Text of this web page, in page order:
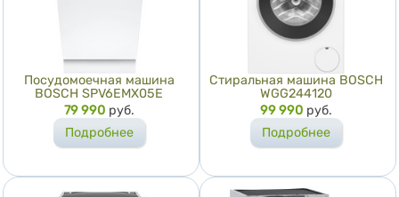
Посудомоечная машина
BOSCH SPV6EMX05E
Цена
79 990 руб.
Подробнее
Стиральная машина BOSCH
WGG244120
Цена
99 990 руб.
Подробнее